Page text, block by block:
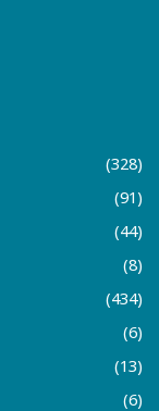
(328)
(91)
(44)
(8)
(434)
(6)
(13)
(6)